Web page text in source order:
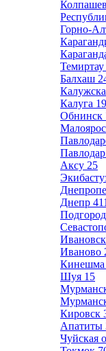
Горно-
Темиртау
Балхаш
Калуга
Обнинск
Павлодар
Аксу 25
Днепр 411
Иваново
Кинешма
Шуя 15
Кировск
Апатиты
Чуйская